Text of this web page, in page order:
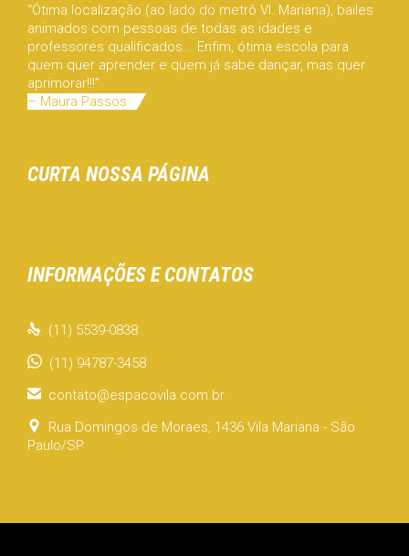
“Ótima localização (ao lado do metrô Vl. Mariana), bailes
animados com pessoas de todas as idades e
professores qualificados... Enfim, ótima escola para
quem quer aprender e quem já sabe dançar, mas quer
aprimorar!!!”
– Maura Passos
CURTA NOSSA PÁGINA
INFORMAÇÕES E CONTATOS
 (11) 5539-0838
(11) 94787-3458
 contato@espacovila.com.br

Rua Domingos de Moraes, 1436 Vila Mariana - São
Paulo/SP